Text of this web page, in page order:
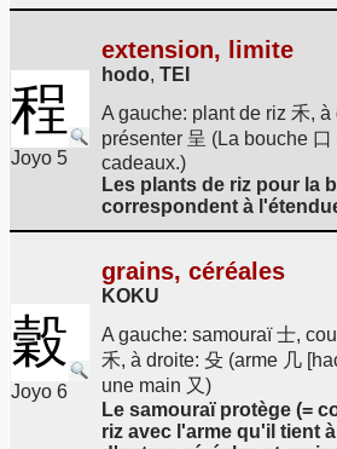
程
Joyo 5
extension, limite
hodo, TEI
A gauche: plant de riz 禾, à
présenter 呈 (La bouche
cadeaux.)
Les plants de riz pour la
correspondent à
穀
Joyo 6
grains, céréales
KOKU
A gauche: samouraï 士,
禾, à droite: 殳 (arme 几
une main 又)
Le samouraï protège (=
riz avec l'arme qu'il tient